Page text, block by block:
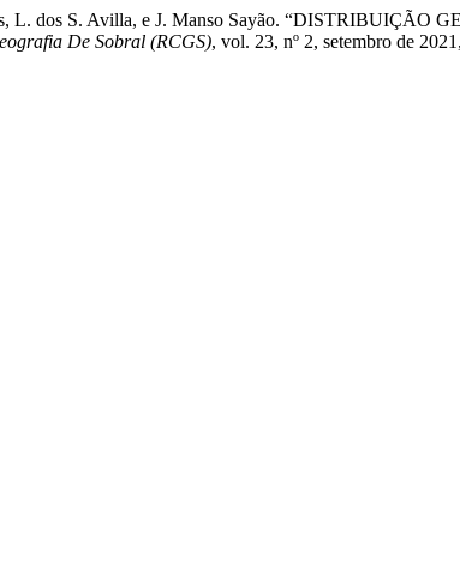
L. dos S. Avilla, e J. Manso Sayão.
De Sobral (RCGS), vol. 23, nº 2, setembro de